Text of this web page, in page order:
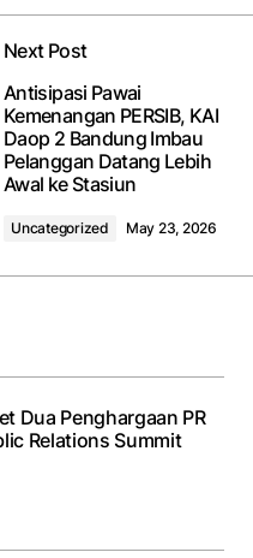
Next Post
Antisipasi Pawai
Kemenangan PERSIB, KAI
Daop 2 Bandung Imbau
Pelanggan Datang Lebih
Awal ke Stasiun
Uncategorized May 23, 2026
Dua Penghargaan PR
Relations Summit